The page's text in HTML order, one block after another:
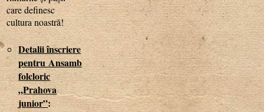
care definesc
cultura noastră!
Detalii înscriere
pentruAnsamblul
folcloric
„Prahova
junior”: